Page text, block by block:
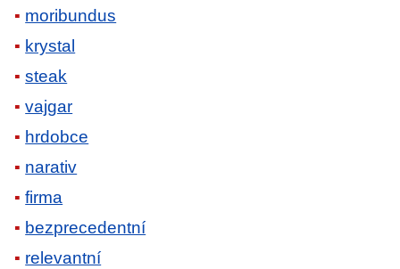
moribundus
krystal
steak
vajgar
hrdobce
narativ
firma
bezprecedentní
relevantní